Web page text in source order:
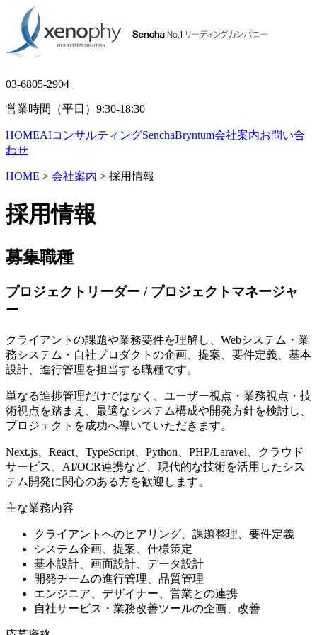
03-6805-2904
営業時間（平日）9:30-18:30
HOMEAIコンサルティングSenchaBryntum会社案内お問い合
わせ
HOME > 会社案内 > 採用情報
採用情報
募集職種
プロジェクトリーダー / プロジェクトマネージャ
ー
クライアントの課題や業務要件を理解し、Webシステム・業
務システム・自社プロダクトの企画、提案、要件定義、基本
設計、進行管理を担当する職種です。
単なる進捗管理だけではなく、ユーザー視点・業務視点・技
術視点を踏まえ、最適なシステム構成や開発方針を検討し、
プロジェクトを成功へ導いていただきます。
Next.js、React、TypeScript、Python、PHP/Laravel、クラウド
サービス、AI/OCR連携など、現代的な技術を活用したシス
テム開発に関心のある方を歓迎します。
主な業務内容
クライアントへのヒアリング、課題整理、要件定義
システム企画、提案、仕様策定
基本設計、画面設計、データ設計
開発チームの進行管理、品質管理
エンジニア、デザイナー、営業との連携
自社サービス・業務改善ツールの企画、改善